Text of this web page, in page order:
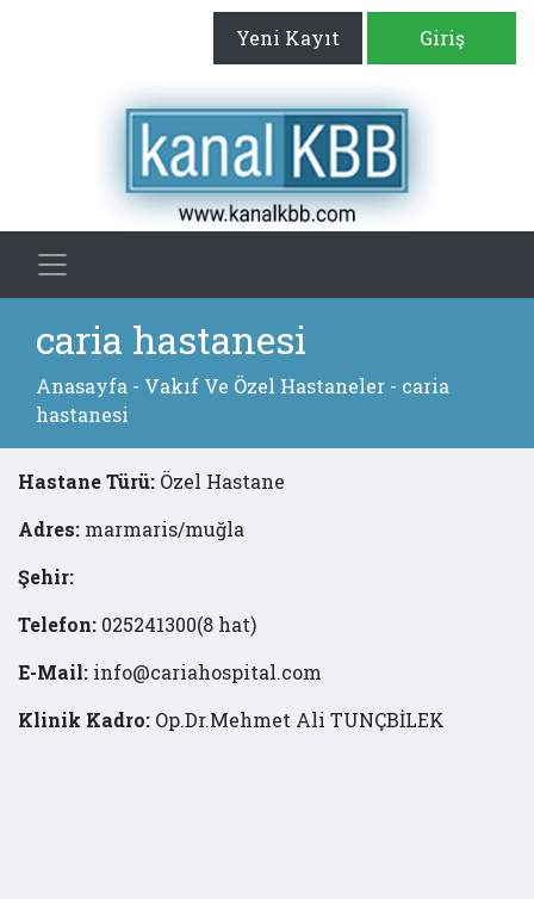
Yeni Kayıt Giriş
caria hastanesi
Anasayfa - Vakıf Ve Özel Hastaneler - caria
hastanesi
Hastane Türü: Özel Hastane
Adres: marmaris/muğla
Şehir:
Telefon: 025241300(8 hat)
E-Mail: info@cariahospital.com
Klinik Kadro: Op.Dr.Mehmet Ali TUNÇBİLEK